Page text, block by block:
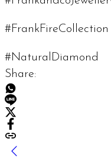
#FrankFireCollection
#NaturalDiamond
Share: